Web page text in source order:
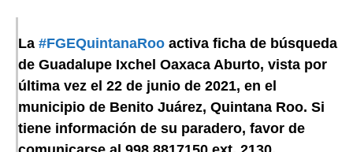
La #FGEQuintanaRoo activa ficha de búsqueda
de Guadalupe Ixchel Oaxaca Aburto, vista por
última vez el 22 de junio de 2021, en el
municipio de Benito Juárez, Quintana Roo. Si
tiene información de su paradero, favor de